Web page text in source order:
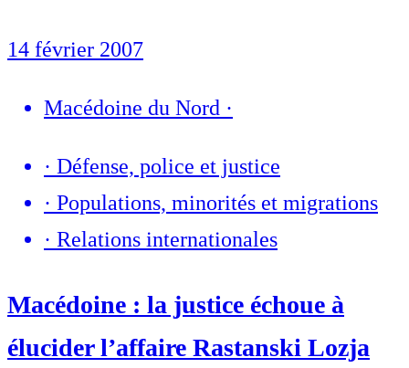
14 février 2007
Macédoine du Nord ·
· Défense, police et justice
· Populations, minorités et migrations
· Relations internationales
Macédoine : la justice échoue à
élucider l’affaire Rastanski Lozja